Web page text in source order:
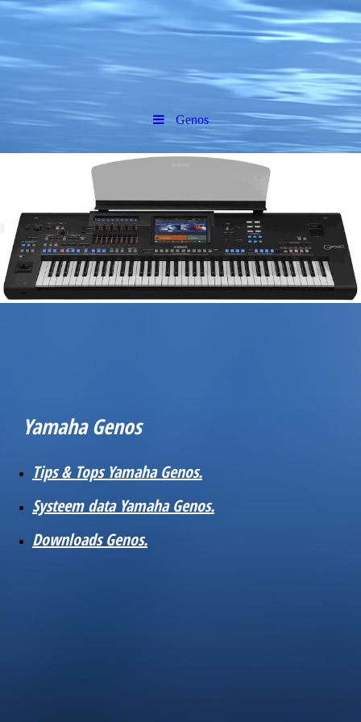
Genos
Yamaha Genos
Tips & Tops Yamaha Genos.
Systeem data Yamaha Genos.
Downloads Genos.